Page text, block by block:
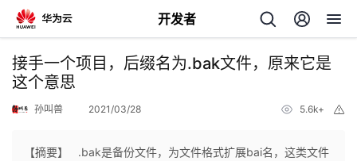
开发者
返
回
接手一个项目，后缀名为.bak文件，原来它是
这个意思
孙叫兽 2021/03/28 5.6k+
【摘要】 .bak是备份文件，为文件格式扩展bai名，这类文件